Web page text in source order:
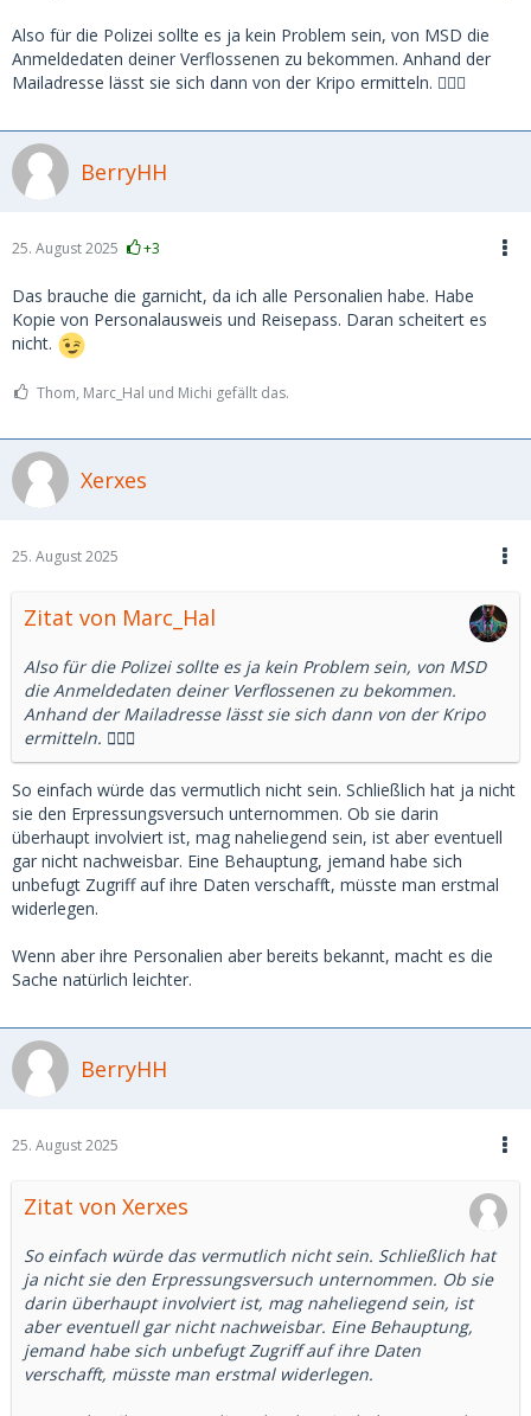
Also für die Polizei sollte es ja kein Problem sein, von MSD die
Anmeldedaten deiner Verflossenen zu bekommen. Anhand der
Mailadresse lässt sie sich dann von der Kripo ermitteln. 🤷🏼‍♂️
BerryHH
25. August 2025 +3
Das brauche die garnicht, da ich alle Personalien habe. Habe
Kopie von Personalausweis und Reisepass. Daran scheitert es
nicht.
Thom, Marc_Hal und Michi gefällt das.
Xerxes
25. August 2025
Zitat von Marc_Hal
Also für die Polizei sollte es ja kein Problem sein, von MSD
die Anmeldedaten deiner Verflossenen zu bekommen.
Anhand der Mailadresse lässt sie sich dann von der Kripo
ermitteln. 🤷🏼‍♂️
So einfach würde das vermutlich nicht sein. Schließlich hat ja nicht
sie den Erpressungsversuch unternommen. Ob sie darin
überhaupt involviert ist, mag naheliegend sein, ist aber eventuell
gar nicht nachweisbar. Eine Behauptung, jemand habe sich
unbefugt Zugriff auf ihre Daten verschafft, müsste man erstmal
widerlegen.
Wenn aber ihre Personalien aber bereits bekannt, macht es die
Sache natürlich leichter.
BerryHH
25. August 2025
Zitat von Xerxes
So einfach würde das vermutlich nicht sein. Schließlich hat
ja nicht sie den Erpressungsversuch unternommen. Ob sie
darin überhaupt involviert ist, mag naheliegend sein, ist
aber eventuell gar nicht nachweisbar. Eine Behauptung,
jemand habe sich unbefugt Zugriff auf ihre Daten
verschafft, müsste man erstmal widerlegen.